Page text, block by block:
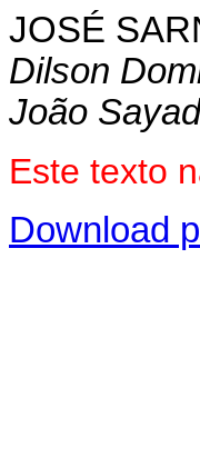
JOSÉ
Dilson
João Sayad
Este texto
Download